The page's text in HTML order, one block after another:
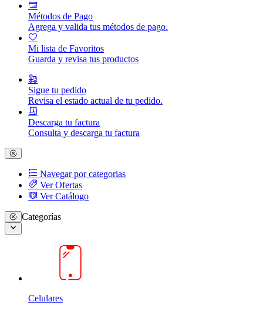
Métodos de Pago
Agrega y valida tus métodos de pago.
Mi lista de Favoritos
Guarda y revisa tus productos
Sigue tu pedido
Revisa el estado actual de tu pedido.
Descarga tu factura
Consulta y descarga tu factura
Navegar por categorias
Ver Ofertas
Ver Catálogo
Categorías
Celulares